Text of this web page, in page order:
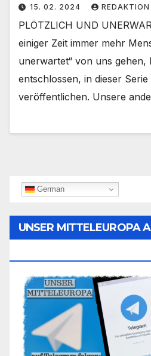
15. 02. 2024
PLÖTZLICH UND
einiger Zeit immer mehr
unerwartet“ von uns gehen,
entschlossen, in dieser
veröffentlichen. Unsere
German
UNSER MITTELEUROPA